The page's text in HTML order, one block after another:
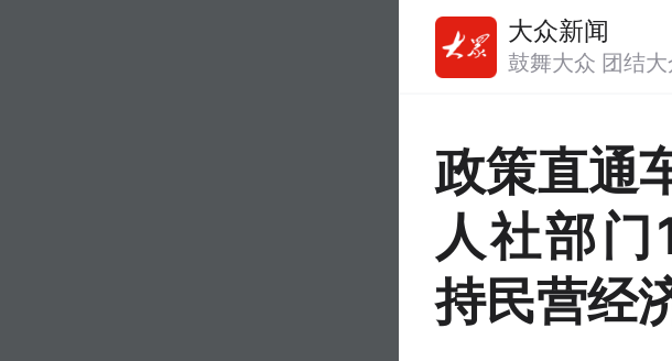
大众新闻
鼓舞大众 团结
政策直通
人社部
持民营经